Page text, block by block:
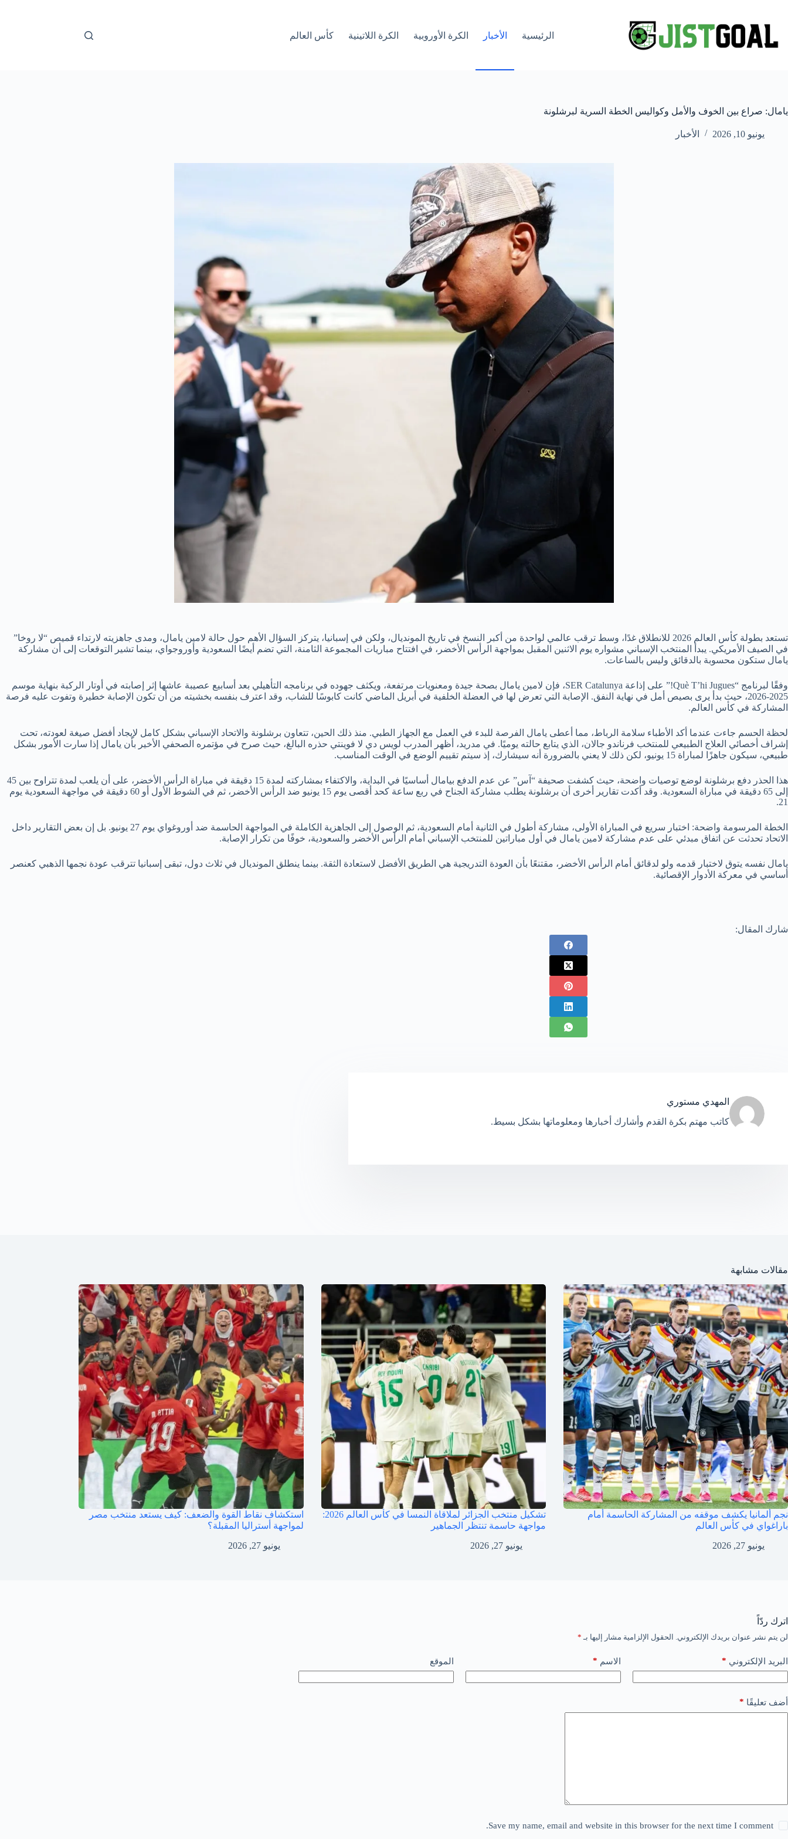
المحتوى
الرئيسية الأخبار الكرة الأوروبية الكرة اللاتينية كأس العالم
يامال: صراع بين الخوف والأمل وكواليس الخطة السرية لبرشلونة
يونيو 10, 2026 الأخبار
تستعد بطولة كأس العالم 2026 للانطلاق غدًا، وسط ترقب عالمي لواحدة من أكبر النسخ في تاريخ المونديال، ولكن في إسبانيا، يتركز السؤال الأهم حول حالة لامين يامال، ومدى جاهزيته لارتداء قميص “لا روخا”
في الصيف الأمريكي. يبدأ المنتخب الإسباني مشواره يوم الاثنين المقبل بمواجهة الرأس الأخضر، في افتتاح مباريات المجموعة الثامنة، التي تضم أيضًا السعودية وأوروجواي، بينما تشير التوقعات إلى أن مشاركة
يامال ستكون محسوبة بالدقائق وليس بالساعات.
وفقًا لبرنامج “Què T’hi Jugues!” على إذاعة SER Catalunya، فإن لامين يامال بصحة جيدة ومعنويات مرتفعة، ويكثف جهوده في برنامجه التأهيلي بعد أسابيع عصيبة عاشها إثر إصابته في أوتار الركبة بنهاية موسم
2025-2026، حيث بدأ يرى بصيص أمل في نهاية النفق. الإصابة التي تعرض لها في العضلة الخلفية في أبريل الماضي كانت كابوسًا للشاب، وقد اعترف بنفسه بخشيته من أن تكون الإصابة خطيرة وتفوت عليه فرصة
المشاركة في كأس العالم.
لحظة الحسم جاءت عندما أكد الأطباء سلامة الرباط، مما أعطى يامال الفرصة للبدء في العمل مع الجهاز الطبي. منذ ذلك الحين، تتعاون برشلونة والاتحاد الإسباني بشكل كامل لإيجاد أفضل صيغة لعودته، تحت
إشراف أخصائي العلاج الطبيعي للمنتخب فرناندو جالان، الذي يتابع حالته يوميًا. في مدريد، أظهر المدرب لويس دي لا فوينتي حذره البالغ، حيث صرح في مؤتمره الصحفي الأخير بأن يامال إذا سارت الأمور بشكل
طبيعي، سيكون جاهزًا لمباراة 15 يونيو، لكن ذلك لا يعني بالضرورة أنه سيشارك، إذ سيتم تقييم الوضع في الوقت المناسب.
هذا الحذر دفع برشلونة لوضع توصيات واضحة، حيث كشفت صحيفة “آس” عن عدم الدفع بيامال أساسيًا في البداية، والاكتفاء بمشاركته لمدة 15 دقيقة في مباراة الرأس الأخضر، على أن يلعب لمدة تتراوح بين 45
إلى 65 دقيقة في مباراة السعودية. وقد أكدت تقارير أخرى أن برشلونة يطلب مشاركة الجناح في ربع ساعة كحد أقصى يوم 15 يونيو ضد الرأس الأخضر، ثم في الشوط الأول أو 60 دقيقة في مواجهة السعودية يوم
21.
الخطة المرسومة واضحة: اختبار سريع في المباراة الأولى، مشاركة أطول في الثانية أمام السعودية، ثم الوصول إلى الجاهزية الكاملة في المواجهة الحاسمة ضد أوروغواي يوم 27 يونيو. بل إن بعض التقارير داخل
الاتحاد تحدثت عن اتفاق مبدئي على عدم مشاركة لامين يامال في أول مباراتين للمنتخب الإسباني أمام الرأس الأخضر والسعودية، خوفًا من تكرار الإصابة.
يامال نفسه يتوق لاختبار قدمه ولو لدقائق أمام الرأس الأخضر، مقتنعًا بأن العودة التدريجية هي الطريق الأفضل لاستعادة الثقة. بينما ينطلق المونديال في ثلاث دول، تبقى إسبانيا تترقب عودة نجمها الذهبي كعنصر
أساسي في معركة الأدوار الإقصائية.
شارك المقال:
المهدي مستوري
كاتب مهتم بكرة القدم وأشارك أخبارها ومعلوماتها بشكل بسيط.
مقالات مشابهة
نجم ألمانيا يكشف موقفه من المشاركة الحاسمة أمام
باراغواي في كأس العالم
يونيو 27, 2026
تشكيل منتخب الجزائر لملاقاة النمسا في كأس العالم 2026:
مواجهة حاسمة تنتظر الجماهير
يونيو 27, 2026
استكشاف نقاط القوة والضعف: كيف يستعد منتخب مصر
لمواجهة أستراليا المقبلة؟
يونيو 27, 2026
اترك ردّاً
لن يتم نشر عنوان بريدك الإلكتروني. الحقول الإلزامية مشار إليها بـ *
البريد الإلكتروني * الاسم * الموقع
أضف تعليقًا *
Save my name, email and website in this browser for the next time I comment.